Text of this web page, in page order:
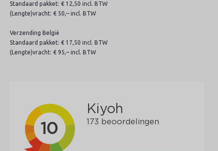
Standaard pakket: € 12,50 incl. BTW
(Lengte)vracht: € 50,– incl. BTW
Verzending België
Standaard pakket: € 17,50 incl. BTW
(Lengte)vracht: € 95,– incl. BTW